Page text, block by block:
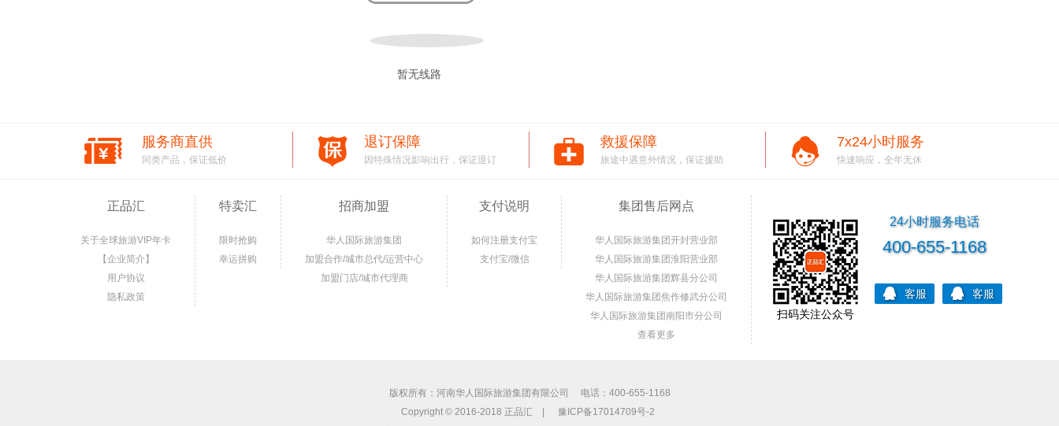
暂无线路
服务商直供
同类产品，保证低价
退订保障
因特殊情况影响出行，保证退订
救援保障
旅途中遇意外情况，保证援助
7x24小时服务
快速响应，全年无休
正品汇
关于全球旅游VIP年卡
【企业简介】
用户协议
隐私政策
特卖汇
限时抢购
幸运拼购
招商加盟
华人国际旅游集团
加盟合作/城市总代/运营中心
加盟门店/城市代理商
支付说明
如何注册支付宝
支付宝/微信
集团售后网点
华人国际旅游集团开封营业部
华人国际旅游集团淮阳营业部
华人国际旅游集团辉县分公司
华人国际旅游集团焦作修武分公司
华人国际旅游集团南阳市分公司
查看更多
扫码关注公众号
24小时服务电话
400-655-1168
客服 客服
版权所有：河南华人国际旅游集团有限公司 电话：400-655-1168
Copyright © 2016-2018 正品汇 |
豫ICP备17014709号-2